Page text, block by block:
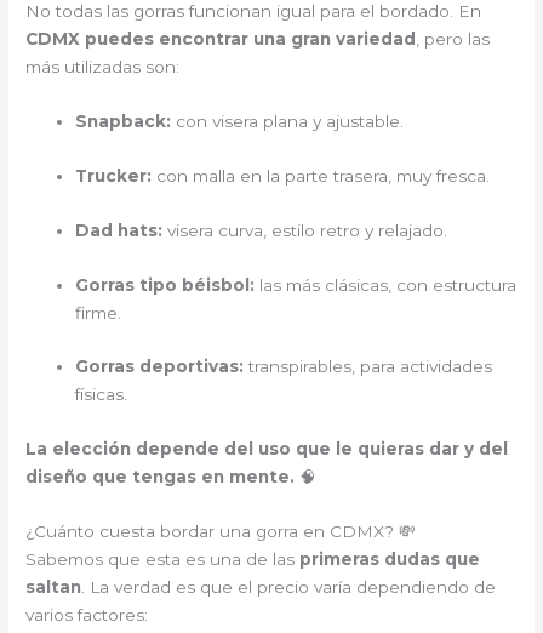
No todas las gorras funcionan igual para el bordado. En
CDMX puedes encontrar una gran variedad
, pero las
más utilizadas son:
Snapback: con visera plana y ajustable.
Trucker: con malla en la parte trasera, muy fresca.
Dad hats: visera curva, estilo retro y relajado.
Gorras tipo béisbol: las más clásicas, con estructura
firme.
Gorras deportivas: transpirables, para actividades
físicas.
La elección depende del uso que le quieras dar y del
diseño que tengas en mente. 🧠
¿Cuánto cuesta bordar una gorra en CDMX? 💸
Sabemos que esta es una de las primeras dudas que
saltan . La verdad es que el precio varía dependiendo de
varios factores: